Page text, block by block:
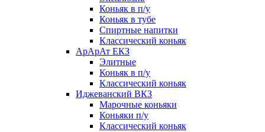
Коньяк в п/у
Коньяк в тубе
Спиртные напитки
Классический коньяк
АрАрАт ЕКЗ
Элитные
Коньяк в п/у
Классический коньяк
Иджеванский ВКЗ
Марочные коньяки
Коньяки п/у
Классический коньяк